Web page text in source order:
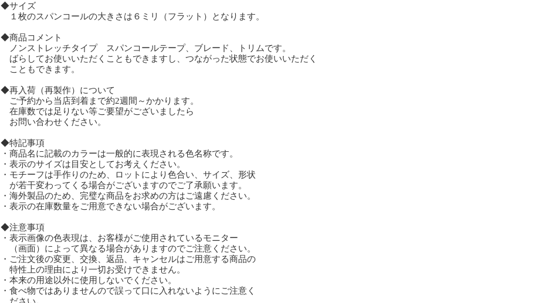
◆サイズ
１枚のスパンコールの大きさは６ミリ（フラット）となります。
◆商品コメント
ノンストレッチタイプ スパンコールテープ、ブレード、トリムです。
ばらしてお使いいただくこともできますし、つながった状態でお使いいただく
こともできます。
◆再入荷（再製作）について
ご予約から当店到着まで約2週間～かかります。
在庫数では足りない等ご要望がございましたら
お問い合わせください。
◆特記事項
・商品名に記載のカラーは一般的に表現される色名称です。
・表示のサイズは目安としてお考えください。
・モチーフは手作りのため、ロットにより色合い、サイズ、形状
が若干変わってくる場合がございますのでご了承願います。
・海外製品のため、完璧な商品をお求めの方はご遠慮ください。
・表示の在庫数量をご用意できない場合がございます。
◆注意事項
・表示画像の色表現は、お客様がご使用されているモニター
（画面）によって異なる場合がありますのでご注意ください。
・ご注文後の変更、交換、返品、キャンセルはご用意する商品の
特性上の理由により一切お受けできません。
・本来の用途以外に使用しないでください。
・食べ物ではありませんので誤って口に入れないようにご注意く